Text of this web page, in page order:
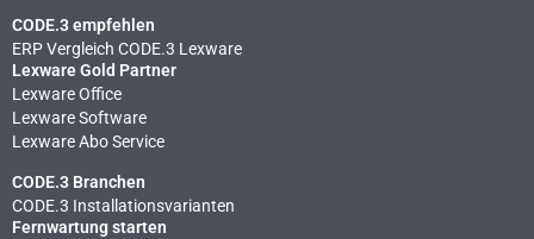
CODE.3 empfehlen
ERP Vergleich CODE.3 Lexware
Lexware Gold Partner
Lexware Office
Lexware Software
Lexware Abo Service
CODE.3 Branchen
CODE.3 Installationsvarianten
Fernwartung starten